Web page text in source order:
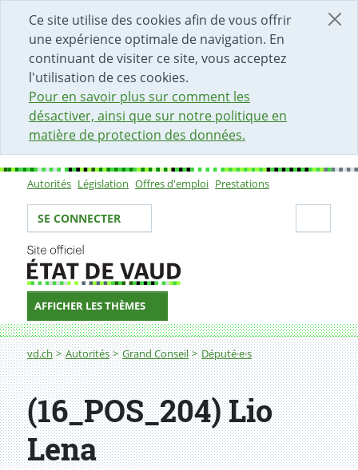
Ce site utilise des cookies afin de vous offrir
une expérience optimale de navigation. En
continuant de visiter ce site, vous acceptez
l'utilisation de ces cookies.
Pour en savoir plus sur comment les
désactiver, ainsi que sur notre politique en
matière de protection des données.
DÉBUT DU CONTENU DE LA PAGE
ACCÈS AU CHAMP DE RECHERCHE
PAGE D'ACCUEIL
FORMULAIRE DE CONTACT
Sous-navigation
Autorités Législation Offres d'emploi Prestations
Votre identité
SE CONNECTER
AFFICHER LES THÈMES
Fil d'Ariane
vd.ch Autorités Grand Conseil Député·e·s
(16_POS_204) Lio
Lena